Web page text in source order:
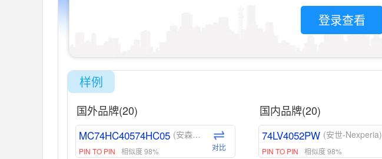
登录查看
样例
国外品牌(20)
MC74HC40574HC05 (安森美-ON)
PIN TO PIN 相似度 98% 对比
国内品牌(20)
74LV4052PW (安世-Nexperia)
PIN TO PIN 相似度 98%